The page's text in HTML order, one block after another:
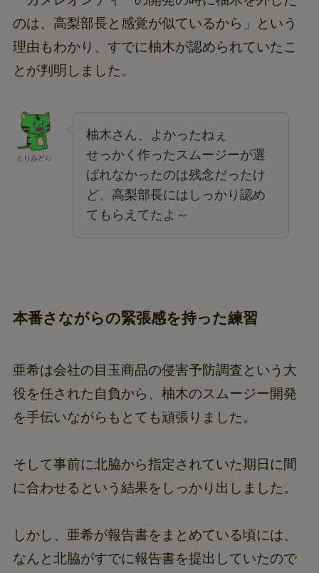
のは、高梨部長と感覚が似ているから」という
理由もわかり、すでに柚木が認められていたこ
とが判明しました。
とりみどら
柚木さん、よかったねぇ
せっかく作ったスムージーが選
ばれなかったのは残念だったけ
ど、高梨部長にはしっかり認め
てもらえてたよ～
本番さながらの緊張感を持った練習
亜希は会社の目玉商品の侵害予防調査という大
役を任された自負から、柚木のスムージー開発
を手伝いながらもとても頑張りました。
そして事前に北脇から指定されていた期日に間
に合わせるという結果をしっかり出しました。
しかし、亜希が報告書をまとめている頃には、
なんと北脇がすでに報告書を提出していたので